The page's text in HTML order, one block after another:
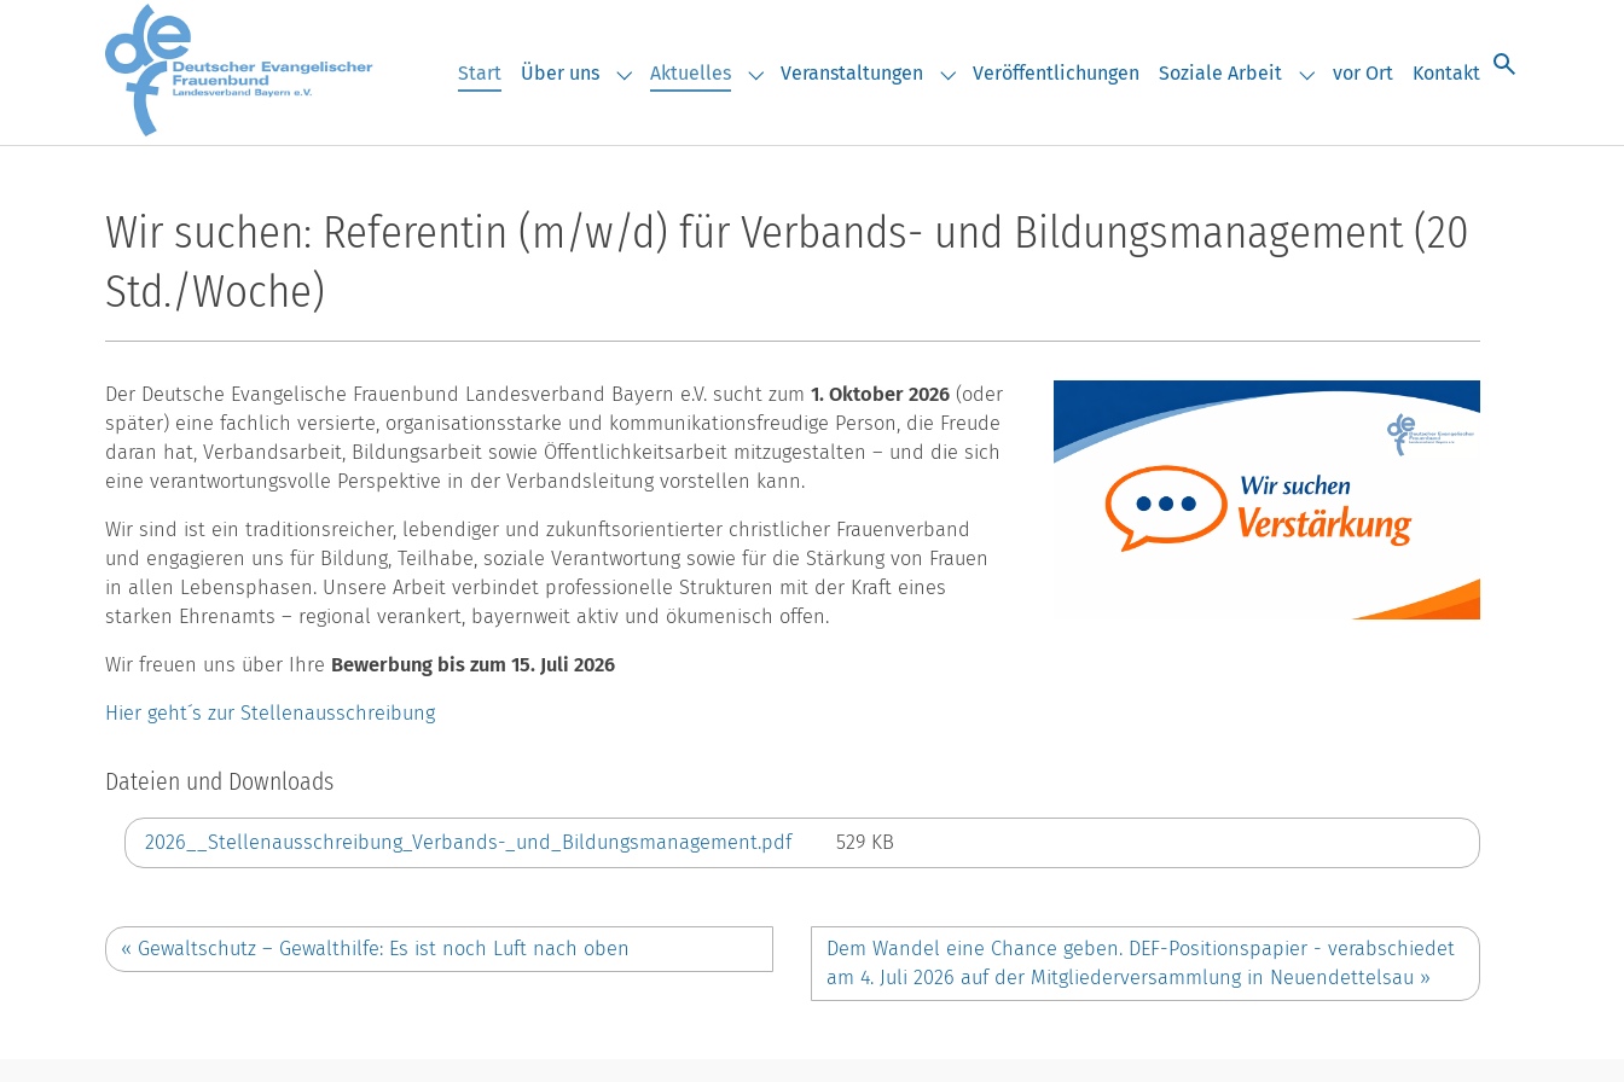
Skip to main content
Start Über uns
Submenu for "Über uns"
Aktuelles
Submenu for "Aktuelles"
Veranstaltungen
Submenu for "Veranstaltungen"
Veröffentlichungen Soziale Arbeit
Submenu for "Soziale Arbeit"
vor Ort Kontakt
Wir suchen: Referentin (m/w/d) für Verbands- und Bildungsmanagement (20
Std./Woche)
Der Deutsche Evangelische Frauenbund Landesverband Bayern e.V. sucht zum1. Oktober 2026 (oder
später) eine fachlich versierte, organisationsstarke und kommunikationsfreudige Person, die Freude
daran hat, Verbandsarbeit, Bildungsarbeit sowie Öffentlichkeitsarbeit mitzugestalten – und die sich
eine verantwortungsvolle Perspektive in der Verbandsleitung vorstellen kann.
Wir sind ist ein traditionsreicher, lebendiger und zukunftsorientierter christlicher Frauenverband
und engagieren uns für Bildung, Teilhabe, soziale Verantwortung sowie für die Stärkung von Frauen
in allen Lebensphasen. Unsere Arbeit verbindet professionelle Strukturen mit der Kraft eines
starken Ehrenamts – regional verankert, bayernweit aktiv und ökumenisch offen.
Wir freuen uns über Ihre Bewerbung bis zum 15. Juli 2026
Hier geht´s zur Stellenausschreibung
Dateien und Downloads
2026__Stellenausschreibung_Verbands-_und_Bildungsmanagement.pdf 529 KB
« Gewaltschutz – Gewalthilfe: Es ist noch Luft nach oben
Dem Wandel eine Chance geben. DEF-Positionspapier - verabschiedet
am 4. Juli 2026 auf der Mitgliederversammlung in Neuendettelsau »